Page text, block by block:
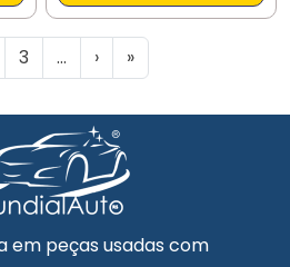
3 ... › »
em peças usadas com